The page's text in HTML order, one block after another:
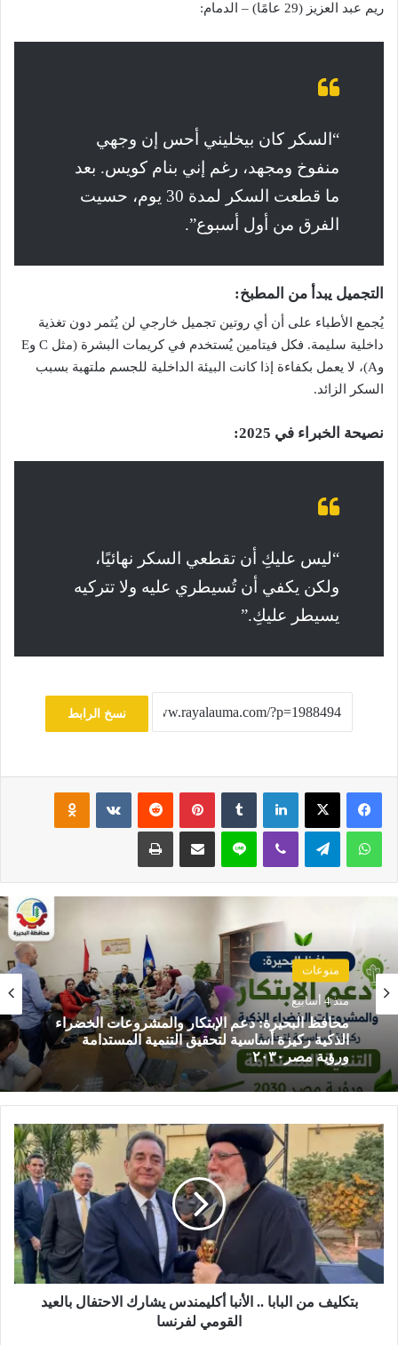
ريم عبد العزيز (29 عامًا) – الدمام:
“السكر كان بيخليني أحس إن وجهي
منفوخ ومجهد، رغم إني بنام كويس. بعد
ما قطعت السكر لمدة 30 يوم، حسيت
الفرق من أول أسبوع”.
التجميل يبدأ من المطبخ:
يُجمع الأطباء على أن أي روتين تجميل خارجي لن يُثمر دون تغذية
داخلية سليمة. فكل فيتامين يُستخدم في كريمات البشرة (مثل C وE
وA)، لا يعمل بكفاءة إذا كانت البيئة الداخلية للجسم ملتهبة بسبب
السكر الزائد.
نصيحة الخبراء في 2025:
“ليس عليكِ أن تقطعي السكر نهائيًا،
ولكن يكفي أن تُسيطري عليه ولا تتركيه
يسيطر عليكِ.”
نسخ الرابط
فيسبوك ‫X لينكدإن بينتيريست
واتساب تيلقرام لاين
منوعات
منذ 4 أسابيع
محافظ البحيرة: دعم الإبتكار والمشروعات الخضراء
الذكية ركيزة أساسية لتحقيق التنمية المستدامة
ورؤية مصر٢٠٣٠
منوعات
منذ 4 أسابيع
محافظ البحيرة تعقد اللقاء الدوري مع أعضاء
مجلسي النواب والشيوخ
ب
ت
ك
ل
ي
ف
م
ن
ا
بتكليف من البابا .. الأنبا أكليمندس يشارك الاحتفال بالعيد
القومي لفرنسا